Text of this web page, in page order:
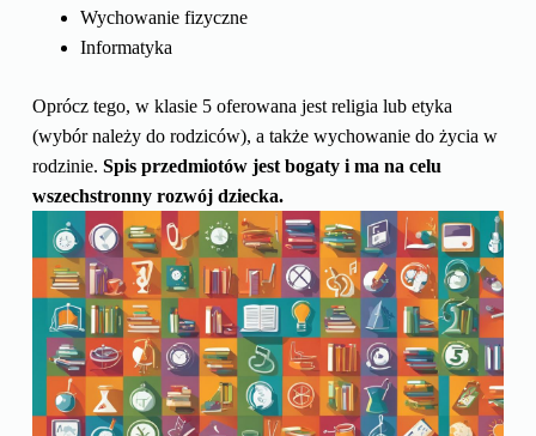
Wychowanie fizyczne
Informatyka
Oprócz tego, w klasie 5 oferowana jest religia lub etyka
(wybór należy do rodziców), a także wychowanie do życia w
rodzinie. Spis przedmiotów jest bogaty i ma na celu
wszechstronny rozwój dziecka.